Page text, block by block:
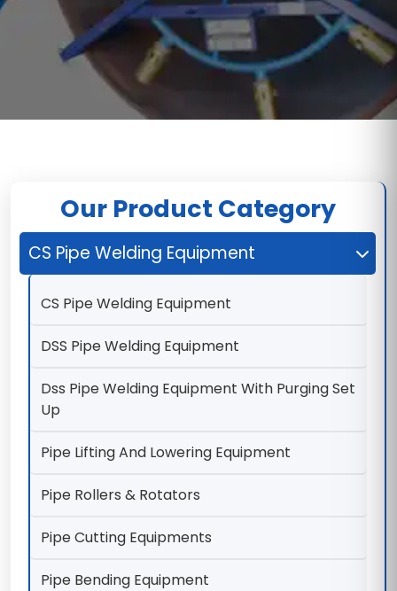
Our Product Category
CS Pipe Welding Equipment
CS Pipe Welding Equipment
DSS Pipe Welding Equipment
Dss Pipe Welding Equipment With Purging Set
Up
Pipe Lifting And Lowering Equipment
Pipe Rollers & Rotators
Pipe Cutting Equipments
Pipe Bending Equipment